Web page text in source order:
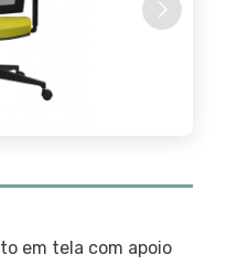
em tela com apoio